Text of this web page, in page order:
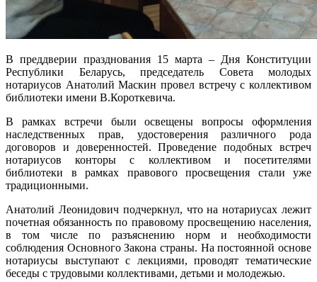
В преддверии празднования 15 марта – Дня Конституции
Республики Беларусь, председатель Совета молодых
нотариусов Анатолий Маскин провел встречу с коллективом
библиотеки имени В.Короткевича.
В рамках встречи были освещены вопросы оформления
наследственных прав, удостоверения различного рода
договоров и доверенностей. Проведение подобных встреч
нотариусов конторы с коллективом и посетителями
библиотеки в рамках правового просвещения стали уже
традиционными.
Анатолий Леонидович подчеркнул, что на нотариусах лежит
почетная обязанность по правовому просвещению населения,
в том числе по разъяснению норм и необходимости
соблюдения Основного Закона страны. На постоянной основе
нотариусы выступают с лекциями, проводят тематические
беседы с трудовыми коллективами, детьми и молодежью.